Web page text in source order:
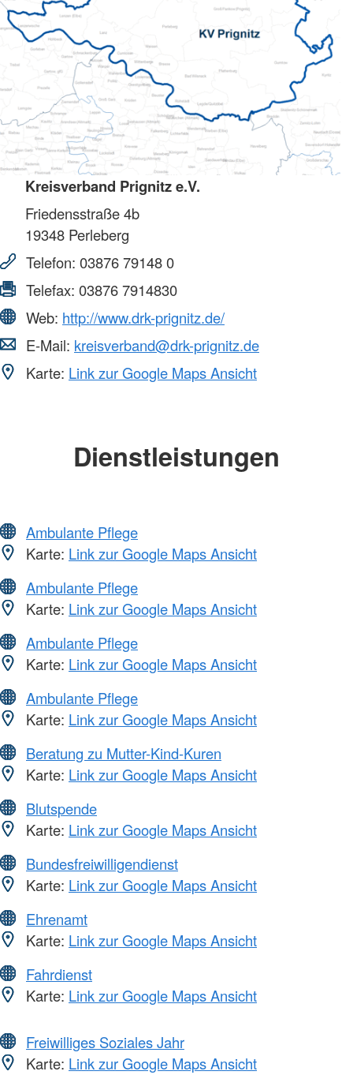
Kreisverband Prignitz e.V.
Friedensstraße 4b
19348 Perleberg
Telefon: 03876 79148 0
Telefax: 03876 7914830
Web: http://www.drk-prignitz.de/
E-Mail: kreisverband@drk-prignitz.de
Karte: Link zur Google Maps Ansicht
Dienstleistungen
Ambulante Pflege
Karte: Link zur Google Maps Ansicht
Ambulante Pflege
Karte: Link zur Google Maps Ansicht
Ambulante Pflege
Karte: Link zur Google Maps Ansicht
Ambulante Pflege
Karte: Link zur Google Maps Ansicht
Beratung zu Mutter-Kind-Kuren
Karte: Link zur Google Maps Ansicht
Blutspende
Karte: Link zur Google Maps Ansicht
Bundesfreiwilligendienst
Karte: Link zur Google Maps Ansicht
Ehrenamt
Karte: Link zur Google Maps Ansicht
Fahrdienst
Karte: Link zur Google Maps Ansicht
Freiwilliges Soziales Jahr
Karte: Link zur Google Maps Ansicht